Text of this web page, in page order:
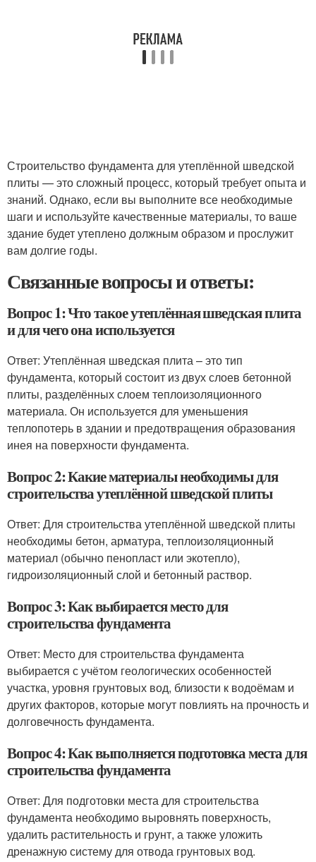
Строительство фундамента для утеплённой шведской
плиты — это сложный процесс, который требует опыта и
знаний. Однако, если вы выполните все необходимые
шаги и используйте качественные материалы, то ваше
здание будет утеплено должным образом и прослужит
вам долгие годы.
Связанные вопросы и ответы:
Вопрос 1: Что такое утеплённая шведская плита
и для чего она используется
Ответ: Утеплённая шведская плита – это тип
фундамента, который состоит из двух слоев бетонной
плиты, разделённых слоем теплоизоляционного
материала. Он используется для уменьшения
теплопотерь в здании и предотвращения образования
инея на поверхности фундамента.
Вопрос 2: Какие материалы необходимы для
строительства утеплённой шведской плиты
Ответ: Для строительства утеплённой шведской плиты
необходимы бетон, арматура, теплоизоляционный
материал (обычно пенопласт или экотепло),
гидроизоляционный слой и бетонный раствор.
Вопрос 3: Как выбирается место для
строительства фундамента
Ответ: Место для строительства фундамента
выбирается с учётом геологических особенностей
участка, уровня грунтовых вод, близости к водоёмам и
других факторов, которые могут повлиять на прочность и
долговечность фундамента.
Вопрос 4: Как выполняется подготовка места для
строительства фундамента
Ответ: Для подготовки места для строительства
фундамента необходимо выровнять поверхность,
удалить растительность и грунт, а также уложить
дренажную систему для отвода грунтовых вод.